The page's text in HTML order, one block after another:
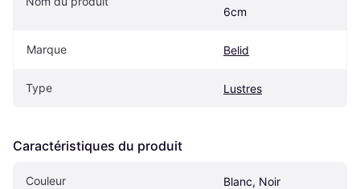
6cm
Marque Belid
Type Lustres
Caractéristiques du produit
Couleur Blanc, Noir